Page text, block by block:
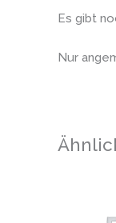
Es gibt
Nur